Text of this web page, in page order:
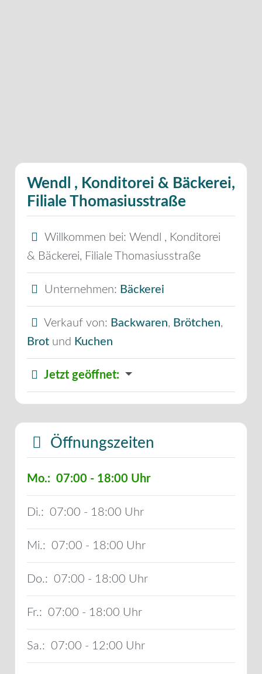
Wendl , Konditorei & Bäckerei,
Filiale Thomasiusstraße
Willkommen bei: Wendl , Konditorei
& Bäckerei, Filiale Thomasiusstraße
Unternehmen: Bäckerei
Verkauf von: Backwaren, Brötchen,
Brot und Kuchen
Jetzt geöffnet:
Öffnungszeiten
Mo.: 07:00 - 18:00
Di.: 07:00 - 18:00
Mi.: 07:00 - 18:00
Do.: 07:00 - 18:00
Fr.: 07:00 - 18:00
Sa.: 07:00 - 12:00